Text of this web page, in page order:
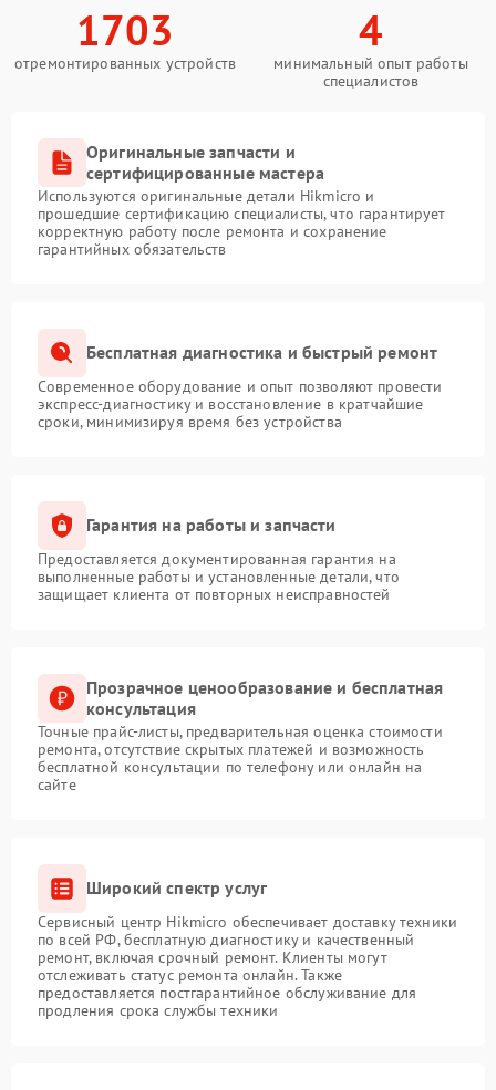
1703
отремонтированных устройств
4
минимальный опыт работы
специалистов
Оригинальные запчасти и
сертифицированные мастера
Используются оригинальные детали Hikmicro и
прошедшие сертификацию специалисты, что гарантирует
корректную работу после ремонта и сохранение
гарантийных обязательств
Бесплатная диагностика и быстрый ремонт
Современное оборудование и опыт позволяют провести
экспресс-диагностику и восстановление в кратчайшие
сроки, минимизируя время без устройства
Гарантия на работы и запчасти
Предоставляется документированная гарантия на
выполненные работы и установленные детали, что
защищает клиента от повторных неисправностей
Прозрачное ценообразование и бесплатная
консультация
Точные прайс-листы, предварительная оценка стоимости
ремонта, отсутствие скрытых платежей и возможность
бесплатной консультации по телефону или онлайн на
сайте
Широкий спектр услуг
Сервисный центр Hikmicro обеспечивает доставку техники
по всей РФ, бесплатную диагностику и качественный
ремонт, включая срочный ремонт. Клиенты могут
отслеживать статус ремонта онлайн. Также
предоставляется постгарантийное обслуживание для
продления срока службы техники